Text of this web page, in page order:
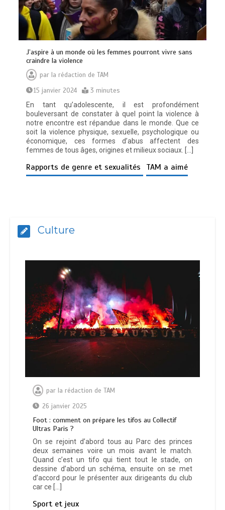
J’aspire à un monde où les femmes pourront vivre sans
craindre la violence
par la rédaction de TAM
15 janvier 2024
3 minutes
En tant qu’adolescente, il est profondément
bouleversant de constater à quel point la violence à
notre encontre est répandue dans le monde. Que ce
soit la violence physique, sexuelle, psychologique ou
économique, ces formes d’abus affectent des
femmes de tous âges, origines et milieux sociaux. […]
Rapports de genre et sexualités TAM a aimé
Culture
par la rédaction de TAM
26 janvier 2025
Foot : comment on prépare les tifos au Collectif
Ultras Paris ?
On se rejoint d’abord tous au Parc des princes
deux semaines voire un mois avant le match.
Quand c’est un tifo qui tient tout le stade, on
dessine d’abord un schéma, ensuite on se met
d’accord pour le présenter aux dirigeants du club
car ce […]
Sport et jeux